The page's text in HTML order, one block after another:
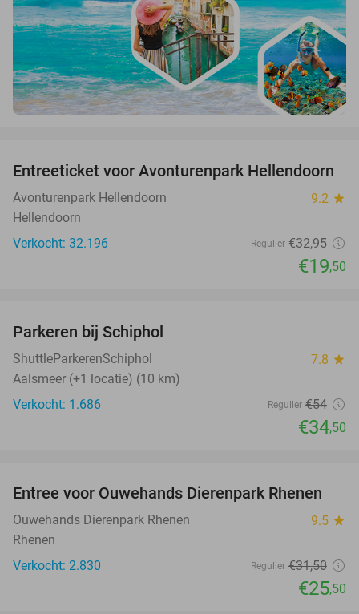
41%
Entreeticket voor Avonturenpark Hellendoorn
Avonturenpark Hellendoorn 9.2 star
Hellendoorn
Verkocht: 32.196
Regulier €32,95
€19,50
Parkeren bij Schiphol
ShuttleParkerenSchiphol 7.8 star
Aalsmeer (+1 locatie) (10 km)
Verkocht: 1.686
Regulier €54
€34,50
19%
Entree voor Ouwehands Dierenpark Rhenen
Ouwehands Dierenpark Rhenen 9.5 star
Rhenen
Verkocht: 2.830
Regulier €31,50
€25,50